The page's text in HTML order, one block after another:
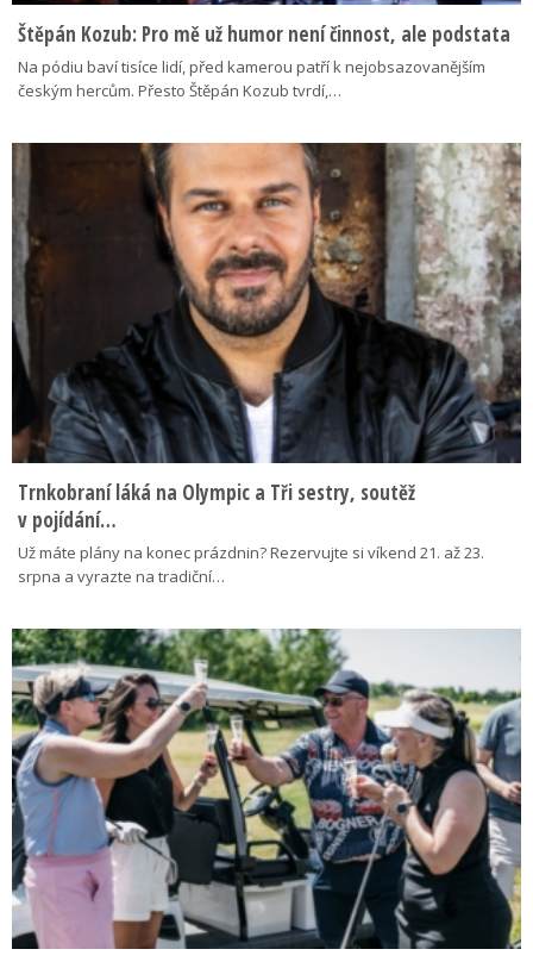
Štěpán Kozub: Pro mě už humor není činnost, ale podstata
Na pódiu baví tisíce lidí, před kamerou patří k nejobsazovanějším
českým hercům. Přesto Štěpán Kozub tvrdí,…
Trnkobraní láká na Olympic a Tři sestry, soutěž
v pojídání…
Už máte plány na konec prázdnin? Rezervujte si víkend 21. až 23.
srpna a vyrazte na tradiční…